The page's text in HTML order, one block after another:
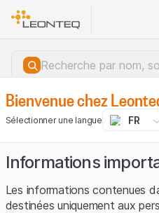
Bienvenue chez
Sélectionner une langue FR
Informations
Les informations contenues
destinées uniquement aux